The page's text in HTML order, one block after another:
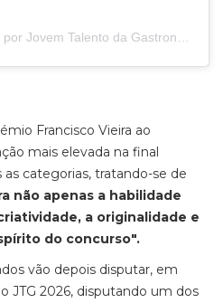
Francisco Vieira ao
mais elevada na final
as categorias, tratando-se de
não apenas a habilidade
a originalidade e
do concurso".
vão depois disputar, em
JTG 2026, disputando um dos